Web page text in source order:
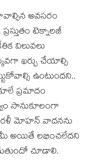
అవ‌స‌రం
టెక్నాల‌జీ
విలువ‌లు
ఖ‌ర్చు చేయాల్సి
ఉంటుంద‌ని..
ప్ర‌మాదం
సానుకూలంగా
మోహ‌న్ వాద‌న‌ను
అయితే ల‌భించ‌లేద‌ని
చూడాలి.